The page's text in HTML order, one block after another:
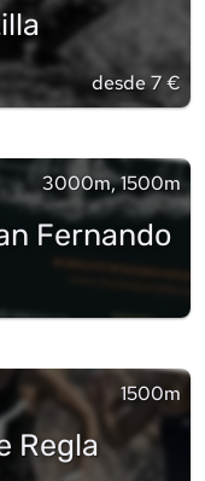
desde 7 €
3000m, 1500m
Fernando
1500m
Regla